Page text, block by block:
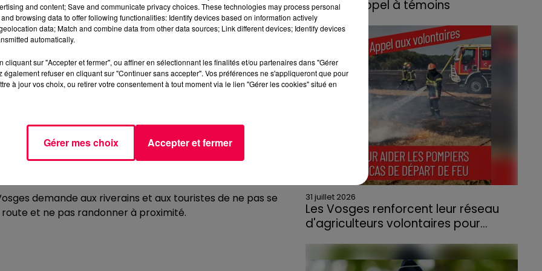
second, àThiéfosse.
sur les deux sites ainsi qu'
en renfort.
Corcieux).
connu.
demande aux riverains et aux touristes de ne pas se
et ne pas randonner à proximité.
lance un appel à témoins
Le feu, parti d'une haie avant de se propager
au quartier résidentiel, avait détruit deux
habitations et contraint à l'évacuation d'une
centaine de personnes.
31 juillet 2026
Les Vosges renforcent leur réseau
d'agriculteurs volontaires pour...
départs de feu, la Chambre d'agriculture
des Vosges a lancé un appel aux
and content; Save and communicate privacy choices. These technologies may process personal
browsing data to offer following functionalities: Identify devices based on information actively
data; Match and combine data from other data sources; Link different devices; Identify devices
automatically.
cliquant sur "Accepter et fermer", ou affiner en sélectionnant les finalités et/ou partenaires dans "Gérer
également refuser en cliquant sur "Continuer sans accepter". Vos préférences ne s'appliqueront que pour
à jour vos choix, ou retirer votre consentement à tout moment via le lien "Gérer les cookies" situé en
Gérer mes choix Accepter et fermer